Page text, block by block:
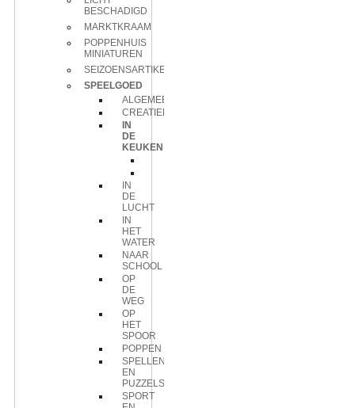
BESCHADIGD
MARKTKRAAM
POPPENHUIS
MINIATUREN
SEIZOENSARTIKELEN
SPEELGOED
ALGEMEEN
CREATIEF
IN
DE
KEUKEN
IN
DE
LUCHT
IN
HET
WATER
NAAR
SCHOOL
OP
DE
WEG
OP
HET
SPOOR
POPPEN
SPELLEN
EN
PUZZELS
SPORT